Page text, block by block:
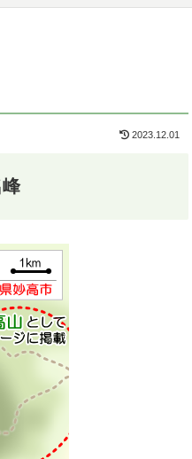
2023.12.01